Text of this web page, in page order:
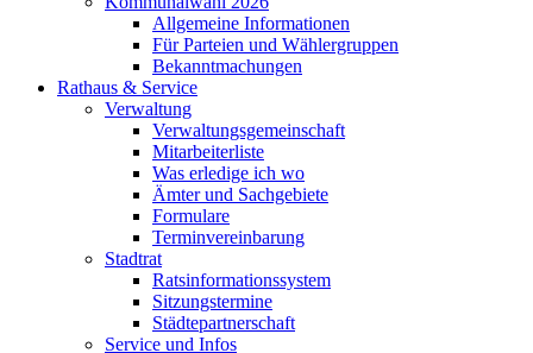
Allgemeine Informationen
Für Parteien und Wählergruppen
Bekanntmachungen
Rathaus & Service
Verwaltung
Verwaltungsgemeinschaft
Mitarbeiterliste
Was erledige ich wo
Ämter und Sachgebiete
Formulare
Terminvereinbarung
Stadtrat
Ratsinformationssystem
Sitzungstermine
Städtepartnerschaft
Service und Infos